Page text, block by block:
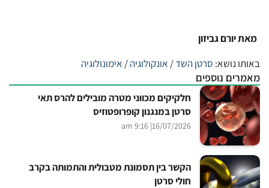
מאתיורם גביזון
באותו נושא: סרטן השד/ אונקולוגיה/ אימונולוגיה
מאמרים נוספים
חלקיקים מכווני מטרה מובילים להרס תאי
סרטן במנגנון קופרופטוזיס
16/07/2026
| 9:16 am
הקשר בין תסמונת מטבולית והתמותה בקרב
חולי סרטן